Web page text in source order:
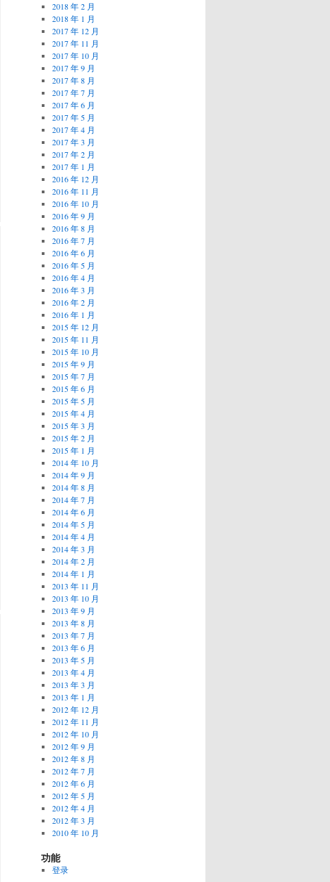
2018 年 2 月
2018 年 1 月
2017 年 12 月
2017 年 11 月
2017 年 10 月
2017 年 9 月
2017 年 8 月
2017 年 7 月
2017 年 6 月
2017 年 5 月
2017 年 4 月
2017 年 3 月
2017 年 2 月
2017 年 1 月
2016 年 12 月
2016 年 11 月
2016 年 10 月
2016 年 9 月
2016 年 8 月
2016 年 7 月
2016 年 6 月
2016 年 5 月
2016 年 4 月
2016 年 3 月
2016 年 2 月
2016 年 1 月
2015 年 12 月
2015 年 11 月
2015 年 10 月
2015 年 9 月
2015 年 7 月
2015 年 6 月
2015 年 5 月
2015 年 4 月
2015 年 3 月
2015 年 2 月
2015 年 1 月
2014 年 10 月
2014 年 9 月
2014 年 8 月
2014 年 7 月
2014 年 6 月
2014 年 5 月
2014 年 4 月
2014 年 3 月
2014 年 2 月
2014 年 1 月
2013 年 11 月
2013 年 10 月
2013 年 9 月
2013 年 8 月
2013 年 7 月
2013 年 6 月
2013 年 5 月
2013 年 4 月
2013 年 3 月
2013 年 1 月
2012 年 12 月
2012 年 11 月
2012 年 10 月
2012 年 9 月
2012 年 8 月
2012 年 7 月
2012 年 6 月
2012 年 5 月
2012 年 4 月
2012 年 3 月
2010 年 10 月
功能
登录